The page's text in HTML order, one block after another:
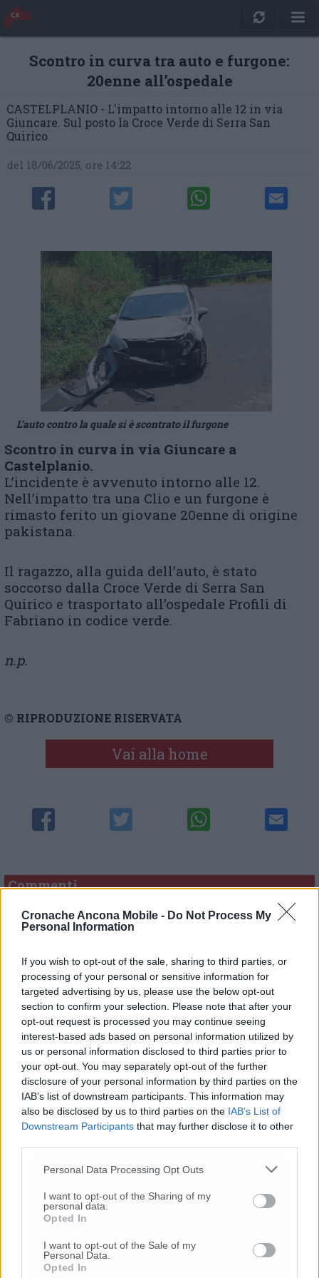
Cronache Ancona Mobile - Do Not Process My
Personal Information
If you wish to opt-out of the sale, sharing to third parties, or
processing of your personal or sensitive information for
targeted advertising by us, please use the below opt-out
section to confirm your selection. Please note that after your
opt-out request is processed you may continue seeing
interest-based ads based on personal information utilized by
us or personal information disclosed to third parties prior to
your opt-out. You may separately opt-out of the further
disclosure of your personal information by third parties on the
IAB’s list of downstream participants. This information may
also be disclosed by us to third parties on the IAB’s List of
Downstream Participants that may further disclose it to other
Personal Data Processing Opt Outs
I want to opt-out of the Sharing of my
personal data.
Opted In
I want to opt-out of the Sale of my
Personal Data.
Opted In
Scontro in curva tra auto e furgone:
20enne all’ospedale
CASTELPLANIO - L'impatto intorno alle 12 in via
Giuncare. Sul posto la Croce Verde di Serra San
Quirico
del 18/06/2025, ore 14:22
L’auto contro la quale si è scontrato il furgone
Scontro in curva in via Giuncare a
Castelplanio.
L’incidente è avvenuto intorno alle 12.
Nell’impatto tra una Clio e un furgone è
rimasto ferito un giovane 20enne di origine
pakistana.
Il ragazzo, alla guida dell’auto, è stato
soccorso dalla Croce Verde di Serra San
Quirico e trasportato all’ospedale Profili di
Fabriano in codice verde.
n.p.
© RIPRODUZIONE RISERVATA
Vai alla home
Commenti
Nessun commento presente
Commenta
Commenta l'articolo
Gli articoli più letti
24 Lug-Bimbi costretti a colpirsi da solie lasciati al
buio:orrore all’asilo, arrestate due educatrici
10 Lug -Luigia Fortunato,l’ennesimo femminicidio:
prima la lite, poi la furia col coltello
10 Lug-Femminicidio a Loreto.Donna uccisa a
(Foto-Video)
-Scontro tra auto e moto a Numana:
gravissimo un centauro
«Notifica arrivata in mattinata,anche i miei figli
sono andati lì»